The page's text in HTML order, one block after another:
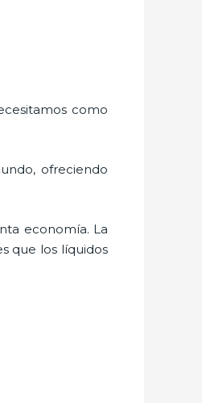
como
ofreciendo
economía. La
que los líquidos